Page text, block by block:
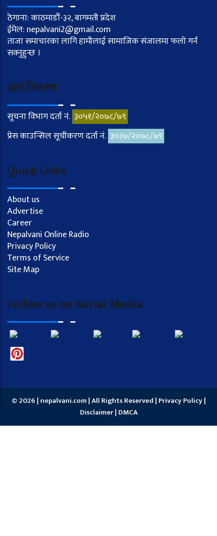
ठेगाना: काठमाडौं-३२, बागमती प्रदेश
ईमेल: nepalvani2@gmail.com
ताजा समाचारका लागि हामीलाई सामाजिक संजालमा फलो गर्न
सक्नुहुन्छ ।
दर्ता विवरण
सूचना विभाग दर्ता नं. ३०५१/२०७८/७९
प्रेस काउन्सिल सूचीकरण दर्ता नं. ३०३७/२०७८/७९
Quick Links
About us
Advertise
Career
Nepalvani Online Radio
Privacy Policy
Terms of Service
Site Map
Follow us on Social Media
© 2026 | nepalvani.com | All Rights Reserved | Privacy Policy|
Disclaimer| DMCA